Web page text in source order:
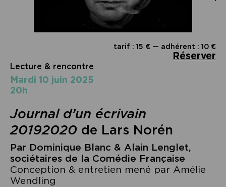
tarif : 15 € — adhérent : 10 €
Réserver
Lecture & rencontre
mardi 10 juin 2025
20h
Journal d’un écrivain
20192020 de Lars Norén
Par Dominique Blanc & Alain Lenglet,
sociétaires de la Comédie Française
Conception & entretien mené par Amélie
Wendling